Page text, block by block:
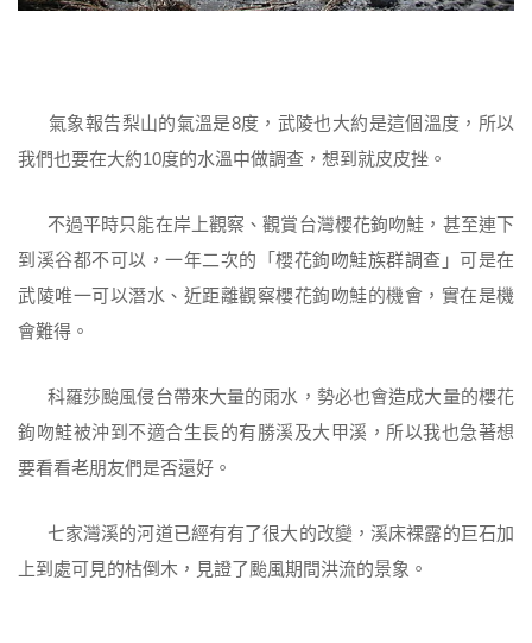
氣象報告梨山的氣溫是8度，武陵也大約是這個溫度，所以
我們也要在大約10度的水溫中做調查，想到就皮皮挫。
不過平時只能在岸上觀察、觀賞台灣櫻花鉤吻鮭，甚至連下
到溪谷都不可以，一年二次的「櫻花鉤吻鮭族群調查」可是在
武陵唯一可以潛水、近距離觀察櫻花鉤吻鮭的機會，實在是機
會難得。
科羅莎颱風侵台帶來大量的雨水，勢必也會造成大量的櫻花
鉤吻鮭被沖到不適合生長的有勝溪及大甲溪，所以我也急著想
要看看老朋友們是否還好。
七家灣溪的河道已經有有了很大的改變，溪床裸露的巨石加
上到處可見的枯倒木，見證了颱風期間洪流的景象。